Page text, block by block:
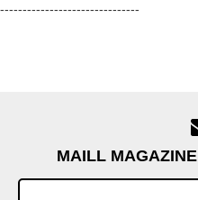
-------------------------------
MAILL MAGAZINE